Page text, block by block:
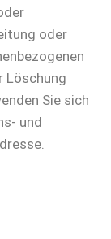
oder
Löschung
Sie sich
und